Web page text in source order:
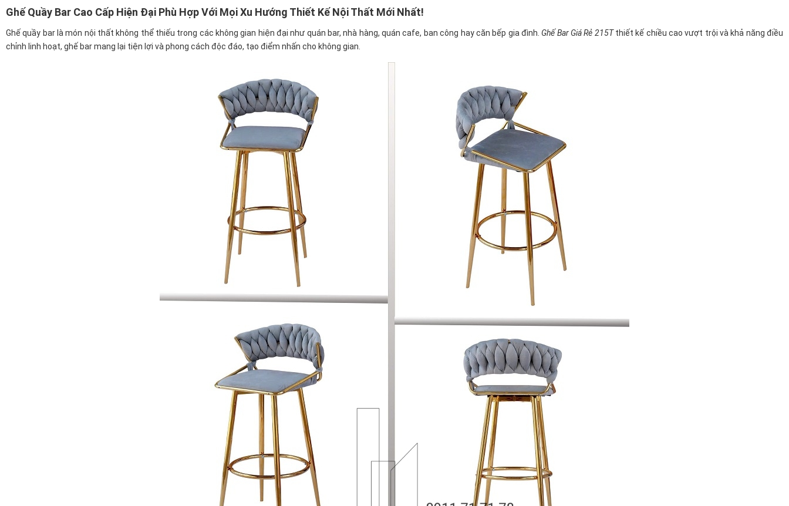
Ghế Quầy Bar Cao Cấp Hiện Đại Phù Hợp Với Mọi Xu Hướng Thiết Kế Nội Thất Mới Nhất!
Ghế quầy bar là món nội thất không thể thiếu trong các không gian hiện đại như quán bar, nhà hàng, quán cafe, ban công hay căn bếp gia đình.Ghế Bar Giá Rẻ 215Tthiết kế chiều cao vượt trội và khả năng điều
chỉnh linh hoạt, ghế bar mang lại tiện lợi và phong cách độc đáo, tạo điểm nhấn cho không gian.